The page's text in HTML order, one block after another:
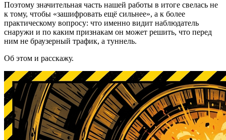
Поэтому значительная часть нашей работы в итоге свелась не
к тому, чтобы «зашифровать ещё сильнее», а к более
практическому вопросу: что именно видит наблюдатель
снаружи и по каким признакам он может решить, что перед
ним не браузерный трафик, а туннель.
Об этом и расскажу.